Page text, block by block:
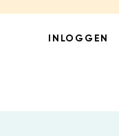
INLOGGEN